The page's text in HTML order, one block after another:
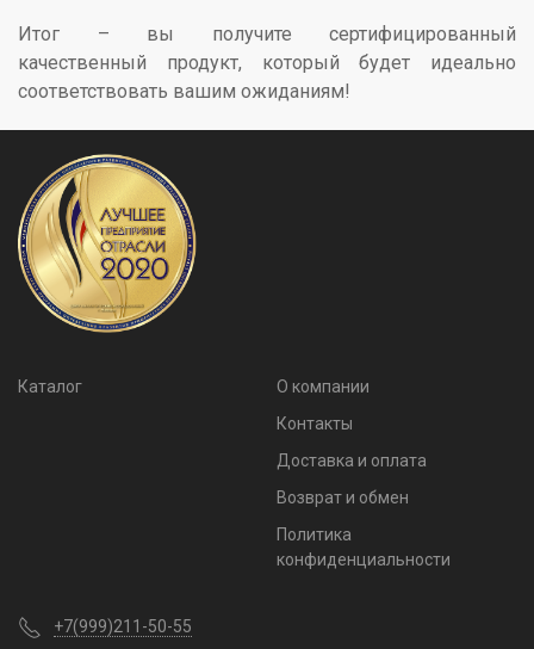
Итог – вы получите сертифицированный
качественный продукт, который будет идеально
соответствовать вашим ожиданиям!
Каталог
О компании
Контакты
Доставка и оплата
Возврат и обмен
Политика
конфиденциальности
+7(999)211-50-55